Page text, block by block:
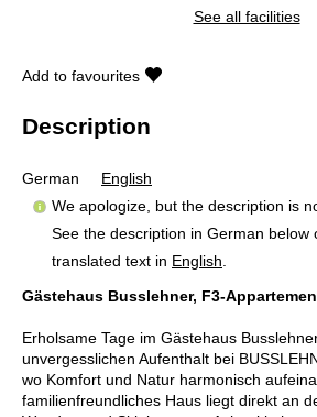
See all facilities
Add to favourites
Description
German
English
We apologize, but the description is
See the description in German below
translated text in English
Gästehaus Busslehner, F3-
Erholsame Tage im Gästehaus
unvergesslichen Aufenthalt bei
wo Komfort und Natur harmonisch
familienfreundliches Haus liegt direkt an